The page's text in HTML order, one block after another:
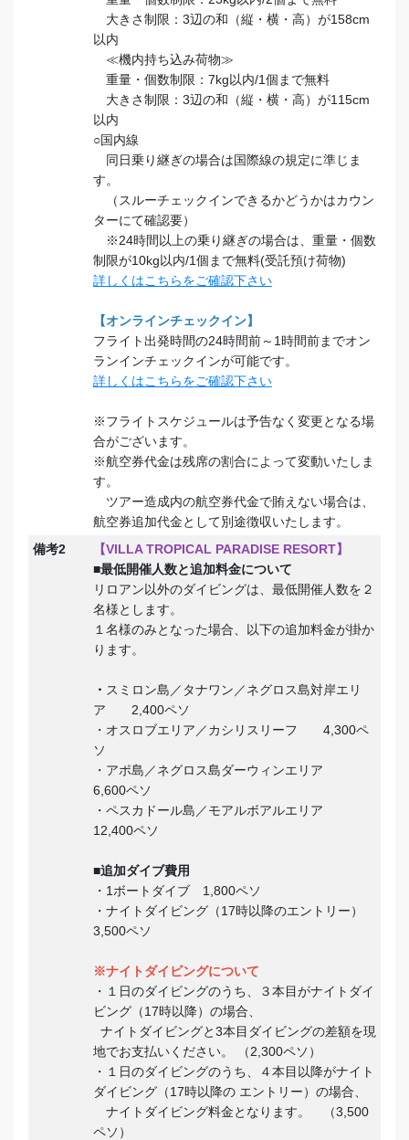
大きさ制限：3辺の和（縦・横・高）が158cm
以内
≪機内持ち込み荷物≫
重量・個数制限：7kg以内/1個まで無料
大きさ制限：3辺の和（縦・横・高）が115cm
以内
○国内線
同日乗り継ぎの場合は国際線の規定に準じま
す。
（スルーチェックインできるかどうかはカウン
ターにて確認要）
※24時間以上の乗り継ぎの場合は、重量・個数
制限が10kg以内/1個まで無料(受託預け荷物)
詳しくはこちらをご確認下さい
【オンラインチェックイン】
フライト出発時間の24時間前～1時間前までオン
ランインチェックインが可能です。
詳しくはこちらをご確認下さい
※フライトスケジュールは予告なく変更となる場
合がございます。
※航空券代金は残席の割合によって変動いたしま
す。
ツアー造成内の航空券代金で賄えない場合は、
航空券追加代金として別途徴収いたします。
備考2
【VILLA TROPICAL PARADISE RESORT】
■最低開催人数と追加料金について
リロアン以外のダイビングは、最低開催人数を２
名様とします。
１名様のみとなった場合、以下の追加料金が掛か
ります。
・ スミロン島／タナワン／ネグロス島対岸エリ
ア 2,400ペソ
・オスロブエリア／カシリスリーフ 4,300ペ
ソ
・アポ島／ネグロス島ダーウィンエリア
6,600ペソ
・ペスカドール島／モアルボアルエリア
12,400ペソ
■追加ダイブ費用
・1ボートダイブ 1,800ペソ
・ナイトダイビング（17時以降のエントリー）
3,500ペソ
※ナイトダイビングについて
・１日のダイビングのうち、３本目がナイトダイ
ビング（17時以降）の場合、
ナイトダイビングと3本目ダイビングの差額を現
地でお支払いください。 （2,300ペソ）
・１日のダイビングのうち、４本目以降がナイト
ダイビング（17時以降の エントリー）の場合、
ナイトダイビング料金となります。 （3,500
ペソ）